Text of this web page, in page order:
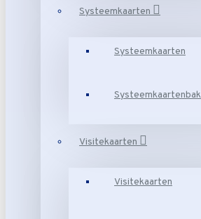
Systeemkaarten
Systeemkaarten
Visitekaarten
Visitekaarten